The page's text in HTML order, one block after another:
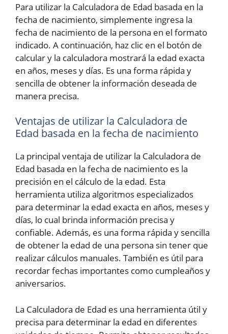
Para utilizar la Calculadora de Edad basada en la
fecha de nacimiento, simplemente ingresa la
fecha de nacimiento de la persona en el formato
indicado. A continuación, haz clic en el botón de
calcular y la calculadora mostrará la edad exacta
en años, meses y días. Es una forma rápida y
sencilla de obtener la información deseada de
manera precisa.
Ventajas de utilizar la Calculadora de
Edad basada en la fecha de nacimiento
La principal ventaja de utilizar la Calculadora de
Edad basada en la fecha de nacimiento es la
precisión en el cálculo de la edad. Esta
herramienta utiliza algoritmos especializados
para determinar la edad exacta en años, meses y
días, lo cual brinda información precisa y
confiable. Además, es una forma rápida y sencilla
de obtener la edad de una persona sin tener que
realizar cálculos manuales. También es útil para
recordar fechas importantes como cumpleaños y
aniversarios.
La Calculadora de Edad es una herramienta útil y
precisa para determinar la edad en diferentes